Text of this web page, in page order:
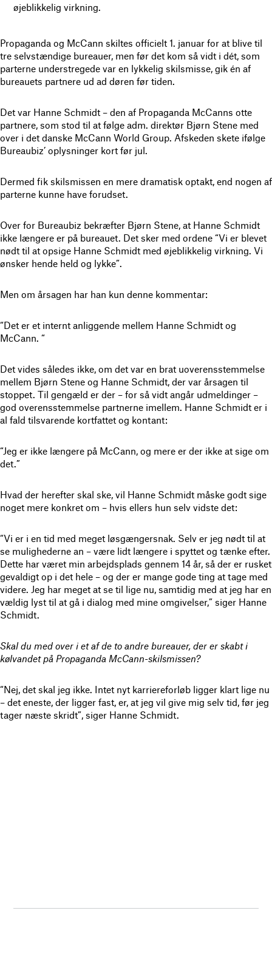
øjeblikkelig virkning.
Propaganda og McCann skiltes officielt 1. januar for at blive til
tre selvstændige bureauer, men før det kom så vidt i dét, som
parterne understregede var en lykkelig skilsmisse, gik én af
bureauets partnere ud ad døren før tiden.
Det var Hanne Schmidt – den af Propaganda McCanns otte
partnere, som stod til at følge adm. direktør Bjørn Stene med
over i det danske McCann World Group. Afskeden skete ifølge
Bureaubiz’ oplysninger kort før jul.
Dermed fik skilsmissen en mere dramatisk optakt, end nogen af
parterne kunne have forudset.
Over for Bureaubiz bekræfter Bjørn Stene, at Hanne Schmidt
ikke længere er på bureauet. Det sker med ordene “Vi er blevet
nødt til at opsige Hanne Schmidt med øjeblikkelig virkning. Vi
ønsker hende held og lykke”.
Men om årsagen har han kun denne kommentar:
“Det er et internt anliggende mellem Hanne Schmidt og
McCann. “
Det vides således ikke, om det var en brat uoverensstemmelse
mellem Bjørn Stene og Hanne Schmidt, der var årsagen til
stoppet. Til gengæld er der – for så vidt angår udmeldinger –
god overensstemmelse partnerne imellem. Hanne Schmidt er i
al fald tilsvarende kortfattet og kontant:
“Jeg er ikke længere på McCann, og mere er der ikke at sige om
det.”
Hvad der herefter skal ske, vil Hanne Schmidt måske godt sige
noget mere konkret om – hvis ellers hun selv vidste det:
“Vi er i en tid med meget løsgængersnak. Selv er jeg nødt til at
se mulighederne an – være lidt længere i spyttet og tænke efter.
Dette har været min arbejdsplads gennem 14 år, så der er rusket
gevaldigt op i det hele – og der er mange gode ting at tage med
videre. Jeg har meget at se til lige nu, samtidig med at jeg har en
vældig lyst til at gå i dialog med mine omgivelser,” siger Hanne
Schmidt.
Skal du med over i et af de to andre bureauer, der er skabt i
kølvandet på Propaganda McCann-skilsmissen?
“Nej, det skal jeg ikke. Intet nyt karriereforløb ligger klart lige nu
– det eneste, der ligger fast, er, at jeg vil give mig selv tid, før jeg
tager næste skridt”, siger Hanne Schmidt.